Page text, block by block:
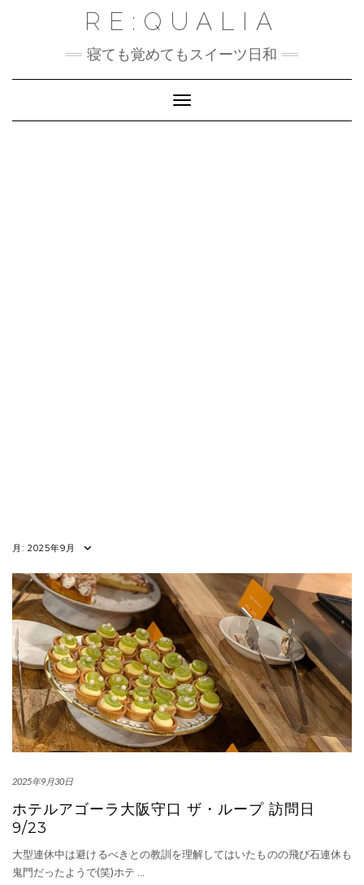
RE:QUALIA
寝ても覚めてもスイーツ日和
Toggle Navigation
月: 2025年9月
2025年9月30日
ホテルアゴーラ大阪守口 ザ・ループ 訪問日
9/23
大型連休中は避けるべきとの教訓を理解してはいたものの飛び石連休も
鬼門だったようで(笑)ホテ …